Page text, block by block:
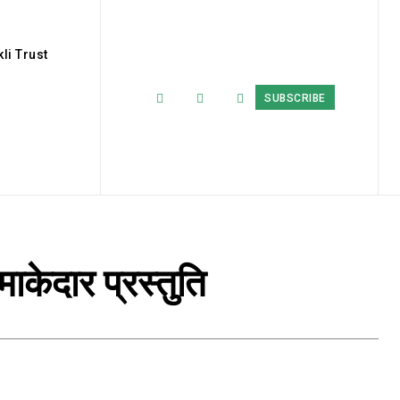
Trust
SUBSCRIBE
प्रस्तुति